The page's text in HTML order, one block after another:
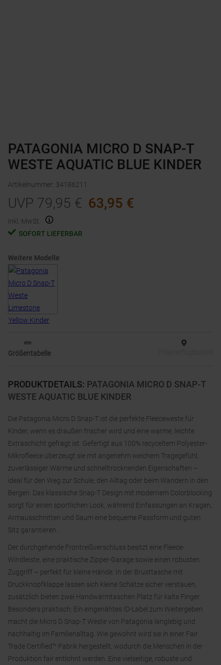
PRODUKTDETAILS: PATAGONIA MICRO D SNAP-T
WESTE AQUATIC BLUE KINDER
Die Patagonia Micro D Snap-T ist die perfekte Fleeceweste für
Kinder, wenn es draußen frischer wird und eine warme, leichte
Extraschicht gefragt ist. Gefertigt aus 100% recyceltem Polyester-
Mikrofleece überzeugt sie mit angenehm weichem Tragegefühl,
zuverlässiger Wärme und schnelltrocknenden Eigenschaften –
ideal für den Weg zur Schule, den Alltag oder beim Wandern in den
Bergen. Das klassische Snap-T Design mit modernem Colorblocking
sorgt für einen sportlichen Look, während Einfassungen an Kragen,
Armausschnitten und Saum eine bequeme Passform und guten
Sitz garantieren.
Der durchgehende Frontreißverschluss besitzt eine Fleece-
Windleiste, eine praktische Zipper-Garage sowie einen robusten
Zuggriff – perfekt für kleine Hände. In der Brusttasche mit
Druckknopfklappe lassen sich kleine Schätze sicher verstauen,
zusätzlich bieten zwei Handwärmtaschen Platz für kalte Finger.
Besonders praktisch: Ein eingenähtes ID-Label zum Weitergeben
macht die Micro D Snap-T Weste von Patagonia langlebig und
nachhaltig im Familienalltag. Wie gewohnt wird sie in einer Fair
Trade Certified™ Fabrik hergestellt, wodurch die Menschen in der
Produktion fair entlohnt werden. Eine vielseitige, robuste und
PATAGONIA MICRO D SNAP-T
WESTE AQUATIC BLUE KINDER
Artikelnummer: 34186211
UVP 79,95 € 63,95 €
inkl. MwSt.
SOFORT LIEFERBAR
Weitere Modelle
Größentabelle